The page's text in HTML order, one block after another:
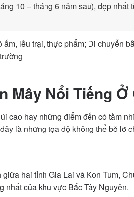
10 – tháng 6 năm sau), đẹp nhất
ấm, lều trại, thực phẩm; Di chuyển
Mây Nổi Tiếng Ở
cao hay những điểm đến có tầm
là những tọa độ không thể bỏ lỡ
giữa hai tỉnh Gia Lai và Kon Tum,
nhất của khu vực Bắc Tây Nguyên.